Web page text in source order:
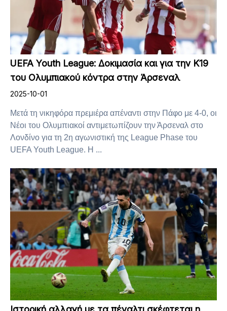
UEFA Youth League: Δοκιμασία και για την Κ19
του Ολυμπιακού κόντρα στην Άρσεναλ
2025-10-01
Μετά τη νικηφόρα πρεμιέρα απέναντι στην Πάφο με 4-0, οι
Νέοι του Ολυμπιακοί αντιμετωπίζουν την Άρσεναλ στο
Λονδίνο για τη 2η αγωνιστική της League Phase του
UEFA Youth League. Η ...